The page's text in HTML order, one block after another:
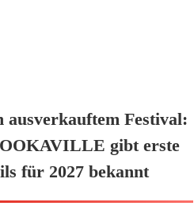
ausverkauftem Festival:
gibt erste
für 2027 bekannt